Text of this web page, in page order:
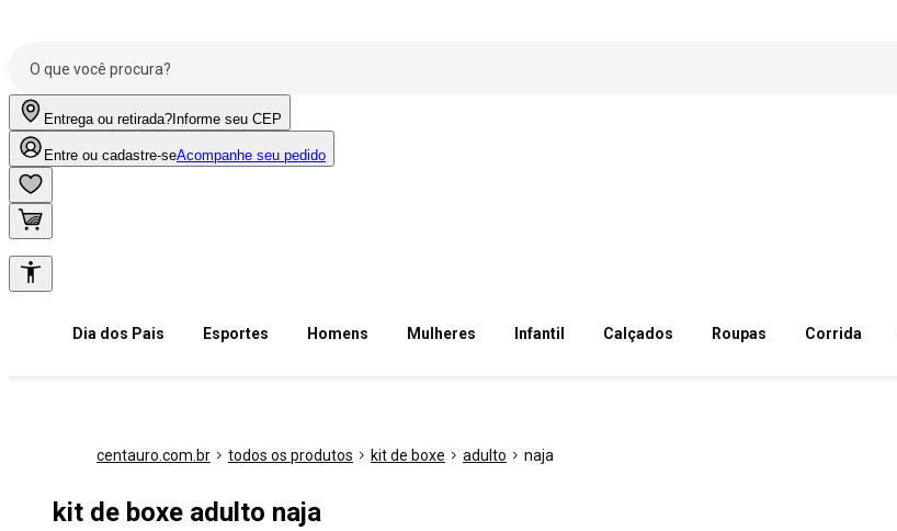
Entrega ou retirada? Informe seu CEP
Entre ou cadastre-seAcompanhe seu pedido
Dia dos Pais Esportes Homens Mulheres Infantil Calçados Roupas Corrida
centauro.com.br todos os produtos kit de boxe adulto naja
kit de boxe adulto naja